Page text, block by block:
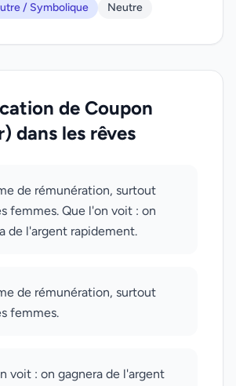
/ Symbolique Neutre
de Coupon
dans les rêves
de rémunération, surtout
femmes. Que l'on voit : on
de l'argent rapidement.
de rémunération, surtout
femmes.
voit : on gagnera de l'argent